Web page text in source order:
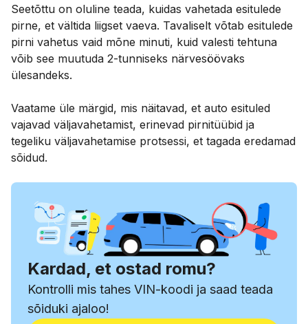
Seetõttu on oluline teada, kuidas vahetada esitulede
pirne, et vältida liigset vaeva. Tavaliselt võtab esitulede
pirni vahetus vaid mõne minuti, kuid valesti tehtuna
võib see muutuda 2-tunniseks närvesöövaks
ülesandeks.
Vaatame üle märgid, mis näitavad, et auto esituled
vajavad väljavahetamist, erinevad pirnitüübid ja
tegeliku väljavahetamise protsessi, et tagada eredamad
sõidud.
Kardad, et ostad romu?
Kontrolli mis tahes VIN-koodi ja saad teada
sõiduki ajaloo!